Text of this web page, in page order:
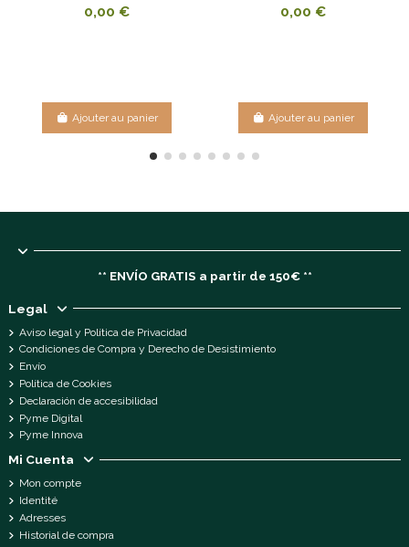
0,00 €
Ajouter au panier
0,00 €
Ajouter au panier
** ENVÍO GRATIS a partir de 150€ **
Legal
Aviso legal y Política de Privacidad
Condiciones de Compra y Derecho de Desistimiento
Envío
Política de Cookies
Declaración de accesibilidad
Pyme Digital
Pyme Innova
Mi Cuenta
Mon compte
Identité
Adresses
Historial de compra